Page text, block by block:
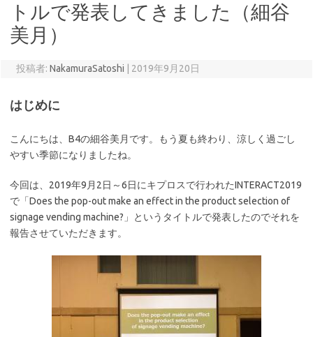
トルで発表してきました（細谷
美月）
投稿者: NakamuraSatoshi 2019年9月20日
はじめに
こんにちは、B4の細谷美月です。もう夏も終わり、涼しく過ごし
やすい季節になりましたね。
今回は、 2019年9 月 2日～6日にキプロスで行われたINTERACT2019
で「Does the pop-out make an effect in the product selection of
signage vending machine?」というタイトルで発表したのでそれを
報告させていただきます。